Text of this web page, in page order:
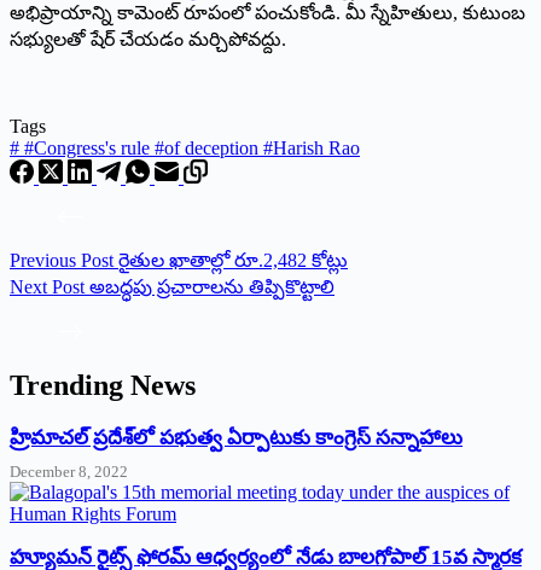
అభిప్రాయాన్ని కామెంట్ రూపంలో పంచుకోండి. మీ స్నేహితులు, కుటుంబ
సభ్యులతో షేర్ చేయడం మర్చిపోవద్దు.
Tags
# #Congress's rule #of deception #Harish Rao
Previous Post రైతుల ఖాతాల్లో రూ.2,482 కోట్లు
Next Post అబ‌ద్ధ‌పు ప్రచారాలను తిప్పికొట్టాలి
Trending News
‌హ్రిమాచల్‌ ‌ప్రదేశ్‌లో పభుత్వ ఏర్పాటుకు కాంగ్రెస్‌ ‌సన్నాహాలు
December 8, 2022
హ్యూమన్‌ రైట్స్‌ ఫోరమ్‌ ఆధ్వర్యంలో నేడు బాలగోపాల్‌ 15వ స్మారక